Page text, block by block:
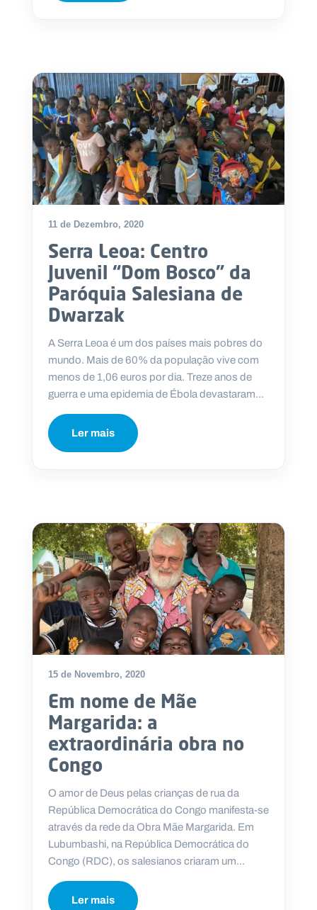
11 de Dezembro, 2020
Serra Leoa: Centro
Juvenil “Dom Bosco” da
Paróquia Salesiana de
Dwarzak
A Serra Leoa é um dos países mais pobres do
mundo. Mais de 60% da população vive com
menos de 1,06 euros por dia. Treze anos de
guerra e uma epidemia de Ébola devastaram...
Ler mais
15 de Novembro, 2020
Em nome de Mãe
Margarida: a
extraordinária obra no
Congo
O amor de Deus pelas crianças de rua da
República Democrática do Congo manifesta-se
através da rede da Obra Mãe Margarida. Em
Lubumbashi, na República Democrática do
Congo (RDC), os salesianos criaram um...
Ler mais